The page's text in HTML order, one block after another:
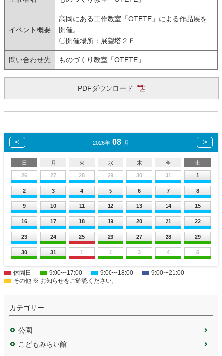
イベント概要
高岡にある工作教室「OTETE」による作品展を
開催。
〇開催場所：展望塔２Ｆ
問い合わせ先 ものづくり教室「OTETE」
PDFダウンロード
2026年 08 月
日 月 火 水 木 金 土
26 27 28 29 30 31 1
2 3 4 5 6 7 8
9 10 11 12 13 14 15
16 17 18 19 20 21 22
23 24 25 26 27 28 29
30 31 1 2 3 4 5
休園日 9:00〜17:00 9:00〜18:00
9:00〜21:00
その他 ※ お知らせをご確認ください。
カテゴリー
公園
こどもみらい館